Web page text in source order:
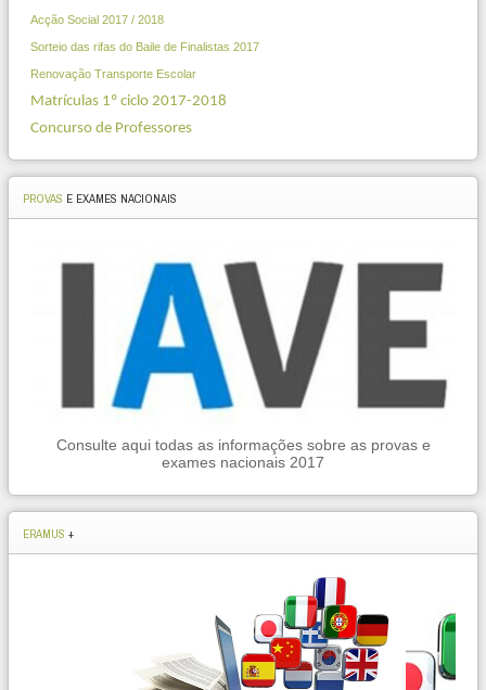
Acção Social 2017 / 2018
Sorteio das rifas do Baile de Finalistas 2017
Renovação Transporte Escolar
Matrículas 1º ciclo 2017-2018
Concurso de Professores
PROVAS E EXAMES NACIONAIS
Consulte aqui todas as informações sobre as provas e
exames nacionais 2017
ERAMUS +